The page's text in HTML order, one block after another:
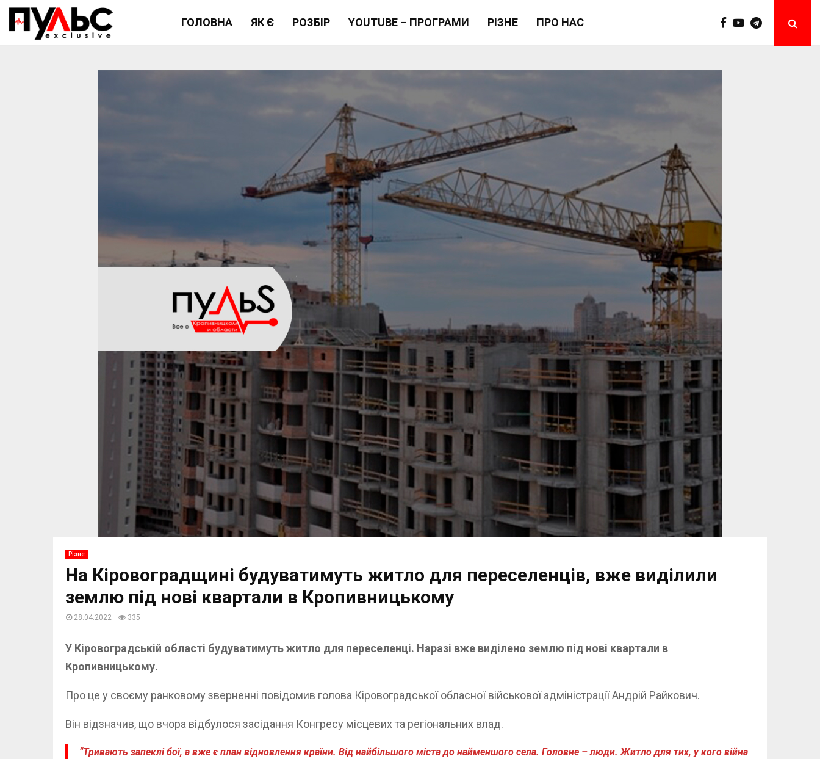
ГОЛОВНА ЯК Є РОЗБІР YOUTUBE – ПРОГРАМИ РІЗНЕ ПРО НАС
Різне
На Кіровоградщині будуватимуть житло для переселенців, вже виділили
землю під нові квартали в Кропивницькому
28.04.2022 335
У Кіровоградській області будуватимуть житло для переселенці. Наразі вже виділено землю під нові квартали в
Кропивницькому.
Про це у своєму ранковому зверненні повідомив голова Кіровоградської обласної військової адміністрації Андрій Райкович.
Він відзначив, що вчора відбулося засідання Конгресу місцевих та регіональних влад.
“Тривають запеклі бої, а вже є план відновлення країни. Від найбільшого міста до найменшого села. Головне – люди. Житло для тих, у кого війна